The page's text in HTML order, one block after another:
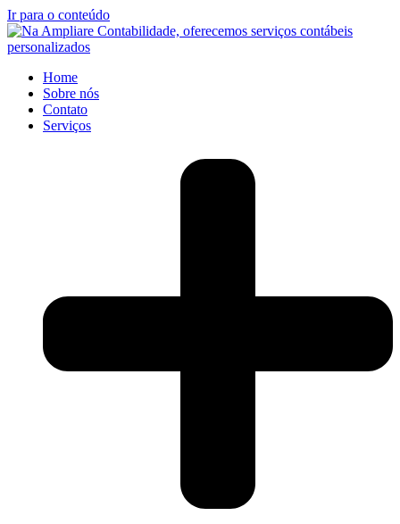
Ir para o conteúdo
Home
Sobre nós
Contato
Serviços